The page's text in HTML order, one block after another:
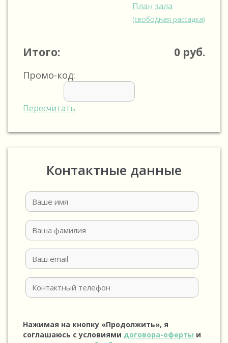
План зала
(свободная рассадка)
Итого: 0 руб.
Промо-код:
Пересчитать
Контактные данные
Нажимая на кнопку «Продолжить», я
соглашаюсь с условиями договора-оферты и